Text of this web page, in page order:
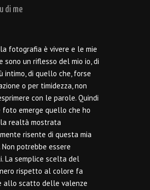
di me
fotografia è vivere e le mie
sono un riflesso del mio io, di
intimo, di quello che, forse
o per timidezza, non
con le parole. Quindi
foto emerge quello che ho
realtà mostrata
risente di questa mia
Non potrebbe essere
La semplice scelta del
rispetto al colore fa
allo scatto delle valenze